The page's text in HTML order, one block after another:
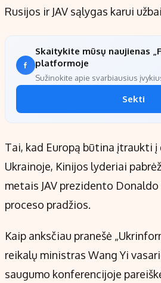
Rusijos ir JAV sąlygas karui
Skaitykite mūsų naujienas
platformoje
Sužinokite apie svarbiausius
Sekti
Tai, kad Europą būtina įtraukti
Ukrainoje, Kinijos lyderiai
metais JAV prezidento
proceso pradžios.
Kaip anksčiau pranešė
reikalų ministras Wang Yi
saugumo konferencijoje